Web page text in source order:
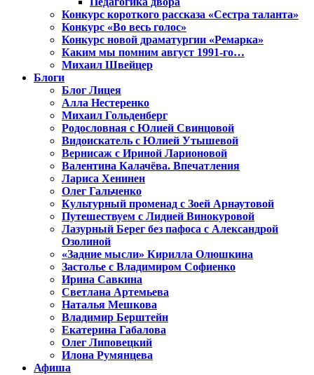
Конкурс короткого рассказа «Сестра таланта»
Конкурс «Во весь голос»
Конкурс новой драматургии «Ремарка»
Каким мы помним август 1991-го…
Михаил Швейцер
Блоги
Блог Лицея
Алла Нестеренко
Михаил Гольденберг
Родословная с Юлией Свинцовой
Видоискатель с Юлией Утышевой
Вернисаж с Ириной Ларионовой
Валентина Калачёва. Впечатления
Лариса Хенинен
Олег Гальченко
Культурный променад с Зоей Арнаутовой
Путешествуем с Лидией Винокуровой
Лазурный Берег без пафоса с Александрой
Озолиной
«Задние мысли» Кирилла Олюшкина
Застолье с Владимиром Софиенко
Ирина Савкина
Светлана Артемьева
Наталья Мешкова
Владимир Берштейн
Екатерина Габалова
Олег Липовецкий
Илона Румянцева
Афиша